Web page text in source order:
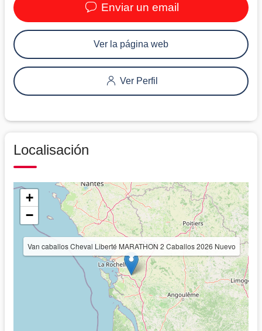
Enviar un email
Ver la página web
Ver Perfil
Localisación
Van caballos Cheval Liberté MARATHON 2 Caballos 2026 Nuevo
+
−